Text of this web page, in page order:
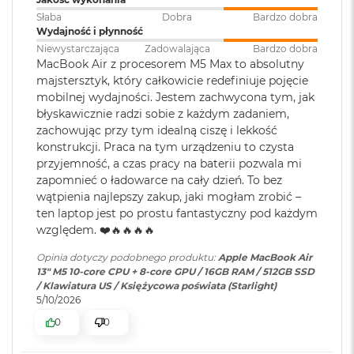
ś
c
i
d
y
s
k
u
M
a
c
B
o
k
A
r
2
5
6
Jasność 500 nitów
Możliwość wyświetlania miliarda kolorów
Szeroka gama kolorów (P3)
Technologia True Tone
Apple M5
Pojemność baterii: 53,8 Wh
Szybkie ładowanie :
Możliwość szybkiego ładowania
zasilaczem USB-C o mocy 70W
Ładowanie i
rozbudowa:
Dwa porty Thunderbolt 4
(USB‑C) obsługujące:
Ładowanie,
DisplayPort
Thunderbolt 4 (do 40 Gb/s),
USB 4 (do 40 Gb/s)
Klawiatura
numeryczna
NIE
Słaba
Dobra
Bardzo dobra
Wydajność i płynność
Niewystarczająca
Zadowalająca Bardzo dobra
MacBook Air z procesorem M5 Max to absolutny
majstersztyk, który całkowicie redefiniuje pojęcie
mobilnej wydajności. Jestem zachwycona tym, jak
błyskawicznie radzi sobie z każdym zadaniem,
zachowując przy tym idealną ciszę i lekkość
konstrukcji. Praca na tym urządzeniu to czysta
przyjemność, a czas pracy na baterii pozwala mi
zapomnieć o ładowarce na cały dzień. To bez
wątpienia najlepszy zakup, jaki mogłam zrobić –
ten laptop jest po prostu fantastyczny pod każdym
względem. ❤️🔥🔥🔥🔥
Opinia dotyczy podobnego produktu:Apple MacBook Air
13" M5 10-core CPU + 8-core GPU / 16GB RAM / 512GB SSD
/ Klawiatura US / Księżycowa poświata (Starlight)
5/10/2026
0
0